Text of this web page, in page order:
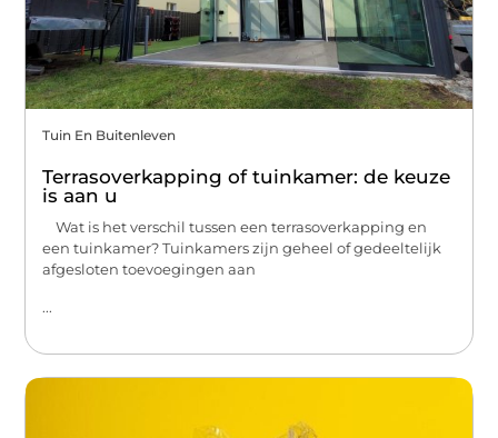
Tuin En Buitenleven
Terrasoverkapping of tuinkamer: de keuze
is aan u
Wat is het verschil tussen een terrasoverkapping en
een tuinkamer? Tuinkamers zijn geheel of gedeeltelijk
afgesloten toevoegingen aan
...